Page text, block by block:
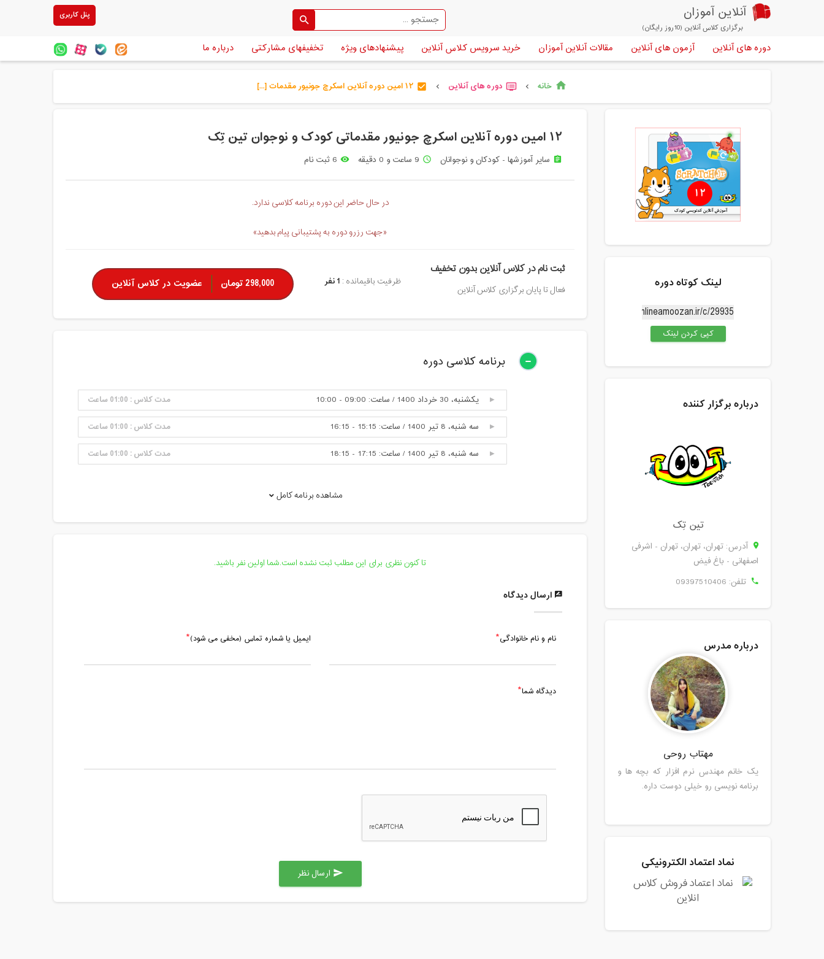
آنلاین آموزان
برگزاری کلاس آنلاین (10روز رایگان)
پنل کاربری
دوره های آنلاین آزمون های آنلاین مقالات آنلاین آموزان خرید سرویس کلاس آنلاین پیشنهادهای ویژه تخفیفهای مشارکتی درباره ما
home خانه chevron_left
dvr دوره های آنلاین chevron_left
check_box
۱۲ امین دوره آنلاین اسکرچ جونیور مقدماتی کودک و نوجوان تین تِک
assignment سایر آموزشها - کودکان و نوجوانان access_time 9 ساعت و 0 دقیقه remove_red_eye 6 ثبت نام
در حال حاضر این دوره برنامه کلاسی ندارد.
«جهت رزرو دوره به پشتیبانی پیام بدهید»
ثبت نام در کلاس آنلاین بدون تخفیف
فعال تا پایان برگزاری کلاس آنلاین
ظرفیت باقیمانده : 1 نفر 298,000 تومان عضویت در کلاس آنلاین
برنامه کلاسی دوره
یکشنبه، 30 خرداد 1400 / ساعت: 09:00 - 10:00 مدت کلاس : 01:00 ساعت
سه شنبه، 8 تیر 1400 / ساعت: 15:15 - 16:15 مدت کلاس : 01:00 ساعت
سه شنبه، 8 تیر 1400 / ساعت: 17:15 - 18:15 مدت کلاس : 01:00 ساعت
مشاهده برنامه کامل
تا کنون نظری برای این مطلب ثبت نشده است.شما اولین نفر باشید.
ارسال دیدگاه
نام و نام خانوادگی ایمیل یا شماره تماس (مخفی می شود)
دیدگاه شما
send
لینک کوتاه دوره
کپی کردن لینک
درباره برگزار کننده
تین تِک
آدرس: تهران، تهران، تهران - اشرفی
اصفهانی - باغ فیض
تلفن: 09397510406
درباره مدرس
مهتاب روحی
یک خانم مهندس نرم افزار که بچه ها و
برنامه نویسی رو خیلی دوست داره.
نماد اعتماد الکترونیکی